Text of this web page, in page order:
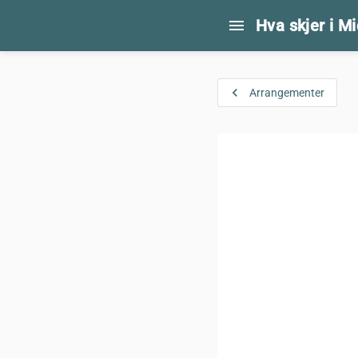
menu Hva skjer i
navigate_before Arrangementer